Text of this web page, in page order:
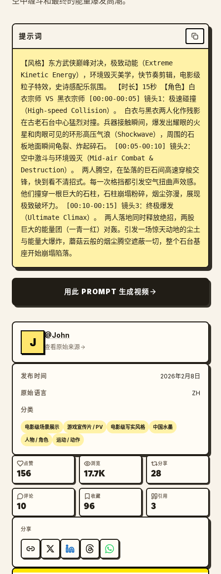
提示词
【风格】东方武侠巅峰对决，极致动能（Extreme
Kinetic Energy），环境毁灭美学，快节奏剪辑，电影级
粒子特效，史诗感配乐氛围。 【时长】15秒 【角色】白
衣宗师 VS 黑衣宗师 [00:00-00:05] 镜头1：极速碰撞
（High-speed Collision）。 白衣与黑衣两人化作残影
在古老石台中心猛烈对撞。兵器接触瞬间，爆发出耀眼的火
星和肉眼可见的环形高压气浪（Shockwave），周围的石
板地面瞬间龟裂、炸起碎石。 [00:05-00:10] 镜头2：
空中激斗与环境毁灭（Mid-air Combat &
Destruction）。 两人腾空，在坠落的巨石间高速穿梭交
锋，快到看不清招式。每一次格挡都引发空气扭曲声效感。
他们撞穿一根巨大的石柱，石柱崩塌粉碎，烟尘弥漫，展现
极致破坏力。 [00:10-00:15] 镜头3：终极爆发
（Ultimate Climax）。 两人落地同时释放绝招，两股
巨大的能量团（一青一红）对轰。引发一场惊天动地的尘土
与能量大爆炸，蘑菇云般的烟尘腾空遮蔽一切，整个石台基
座开始崩塌陷落。
用此 PROMPT 生成视频
J
@John
查看原始来源
发布时间 2026年2月8日
原始语言 ZH
分类
电影级场景展示 游戏宣传片 / PV 电影级写实风格 中国水墨
人物 / 角色 运动 / 动作
点赞
156
浏览
17.7K
分享
28
评论
10
收藏
96
引用
3
分享